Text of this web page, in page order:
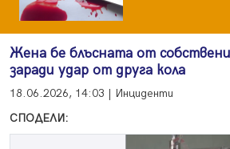
Жена бе блъсната от
заради удар от друга кола
18.06.2026, 14:03 | Инциденти
СПОДЕЛИ: